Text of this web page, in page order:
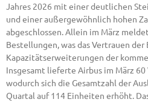
Jahres 2026 mit einer deutlichen
und einer außergewöhnlich hohen
abgeschlossen. Allein im März
Bestellungen, was das Vertrauen der
Kapazitätserweiterungen der
Insgesamt lieferte Airbus im März
wodurch sich die Gesamtzahl der
Quartal auf 114 Einheiten erhöht.